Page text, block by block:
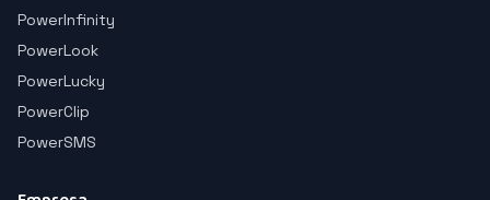
PowerInfinity
PowerLook
PowerLucky
PowerClip
PowerSMS